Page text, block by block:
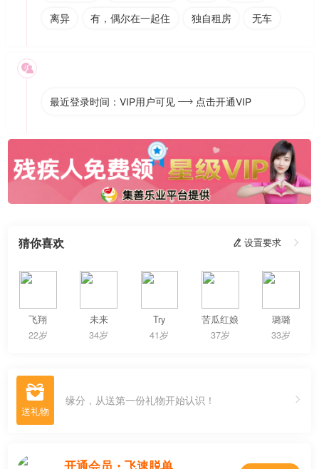
离异
有，偶尔在一起住 独自租房 无车

最近登录时间：VIP用户可见  点击开通VIP
猜你喜欢  设置要求 
飞翔
22岁
未来
34岁
Try
41岁
苦瓜红娘
37岁
璐璐
33岁
 缘分，从送第一份礼物开始认识！